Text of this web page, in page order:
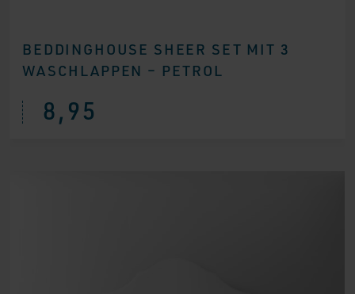
BEDDINGHOUSE SHEER SET MIT 3
WASCHLAPPEN – PETROL
8,95